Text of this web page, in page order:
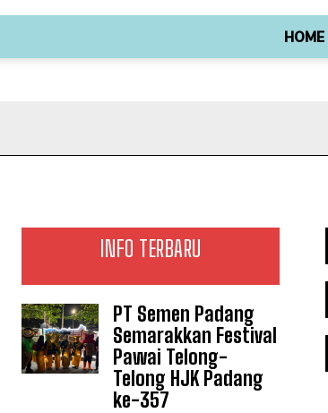
HOME
INFO TERBARU
PT Semen Padang
Semarakkan Festival
Pawai Telong-
Telong HJK Padang
ke-357